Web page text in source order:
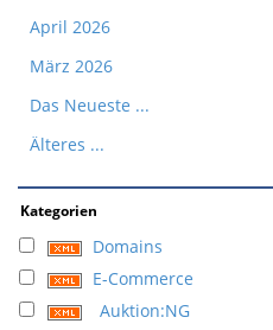
April 2026
März 2026
Das Neueste ...
Älteres ...
Kategorien
Domains
E-Commerce
Auktion:NG